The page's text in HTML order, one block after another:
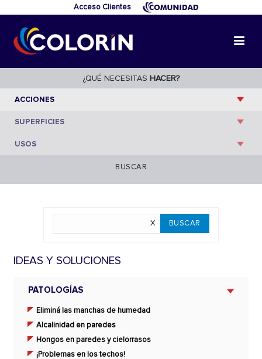
Acceso Clientes
¿QUÉ NECESITAS HACER?
BUSCAR
IDEAS Y SOLUCIONES
PATOLOGÍAS
Eliminá las manchas de humedad
Alcalinidad en paredes
Hongos en paredes y cielorrasos
¡Problemas en los techos!